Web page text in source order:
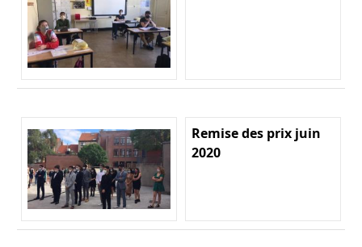
Remise des prix juin
2020